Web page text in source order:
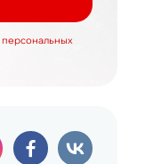
персональных